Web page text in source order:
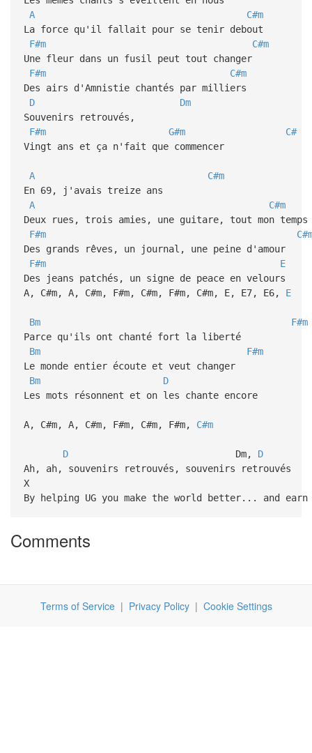
A
C#m
La force qu'il fallait pour se tenir debout
F#m
C#m
Une fleur dans un fusil peut tout changer
F#m
C#m
Des airs d'Amnistie chantés par milliers
D
Dm
Souvenirs retrouvés,
F#m
G#m
C#
Vingt ans et ça n'fait que commencer
A
C#m
En 69, j'avais treize ans
A
C#m
Deux rues, trois amies, une guitare, tout mon
F#m
Des grands rêves, un journal, une peine d'amour
F#m
E
Des jeans patchés, un signe de peace en velours
A, C#m, A, C#m, F#m, C#m, F#m, C#m, E, E7, E6, E
Bm
F#m
Parce qu'ils ont chanté fort la liberté
Bm
F#m
Le monde entier écoute et veut changer
Bm
DC#,
Les mots résonnent et on les chante encore
A, C#m, A, C#m, F#m, C#m, F#m, C#m
DDm, D
Ah, ah, souvenirs retrouvés, souvenirs retrouvés
X
By helping UG you make the world better... and earn
Comments
Terms of Service| Privacy Policy| Cookie Settings